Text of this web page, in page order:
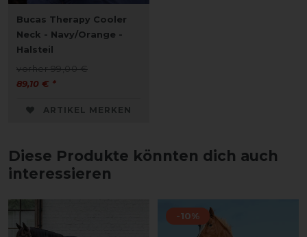
Bucas Therapy Cooler
Neck - Navy/Orange -
Halsteil
vorher 99,00 €
89,10 € *
ARTIKEL MERKEN
Diese Produkte könnten dich auch
interessieren
-10%